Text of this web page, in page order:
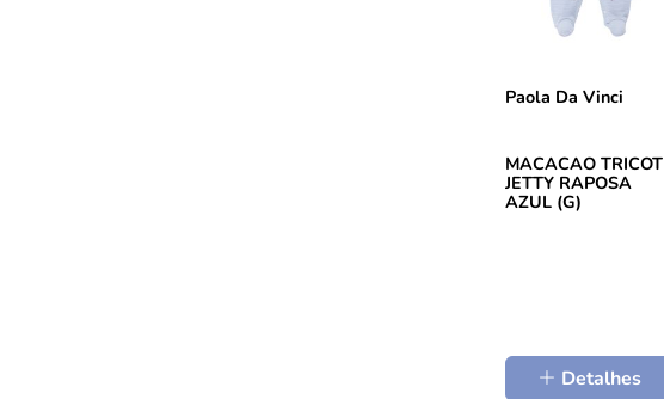
Paola Da Vinci
MACACAO TRICOT
JETTY RAPOSA
AZUL (G)
Detalhes